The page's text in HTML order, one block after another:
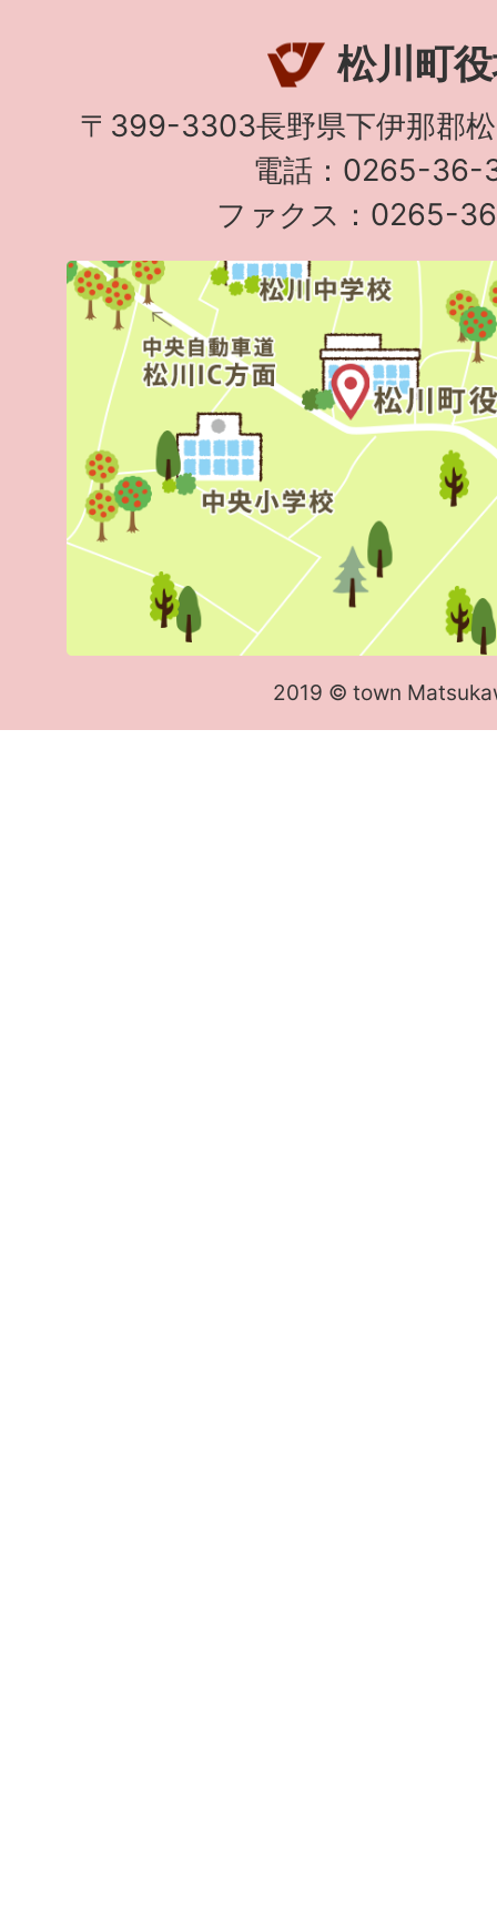
松川町
〒399-3303長野県下伊那郡
電話：0265-36-
ファクス：0265-
2019 © town